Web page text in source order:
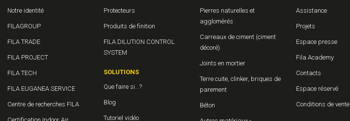
Notre identité
FILAGROUP
FILA TRADE
FILA PROJECT
FILA TECH
FILA EUGANEA SERVICE
Centre de recherches FILA
Protecteurs
Produits de finition
FILA DILUTION CONTROL
SYSTEM
SOLUTIONS
Que faire si...?
Blog
Tutoriel vidéo
Pierres naturelles et
agglomérés
Carreaux de ciment (ciment
décoré)
Joints en mortier
Terre cuite, clinker, briques de
parement
Béton
Assistance
Projets
Espace presse
Fila Academy
Contacts
Espace réservé
Conditions de vente